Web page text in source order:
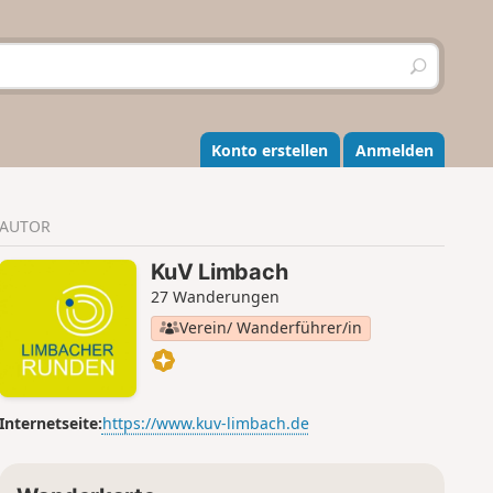
S
u
h
e
n
Konto erstellen Anmelden
AUTOR
KuV Limbach
27 Wanderungen
Verein/ Wanderführer/in
Internetseite:https://www.kuv-limbach.de